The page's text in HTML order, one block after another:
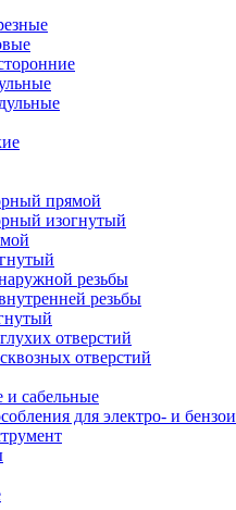
прямой
изогнутый
резьбы
резьбы
отверстий
отверстий
и сабельные
для электро- и